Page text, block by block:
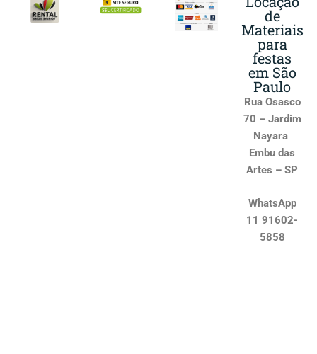
de
Materiais
para
festas
em São
Paulo
Rua Osasco
70 – Jardim
Nayara
Embu das
Artes – SP
WhatsApp
11 91602-
5858